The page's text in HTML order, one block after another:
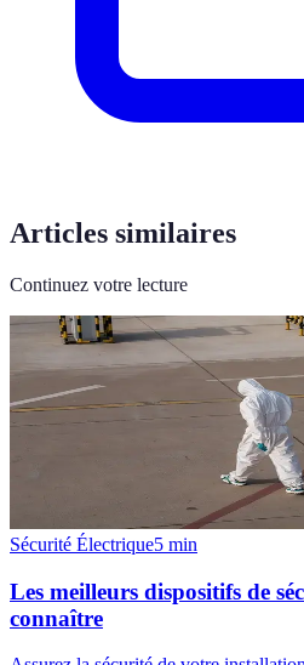
Articles similaires
Continuez votre lecture
Sécurité Électrique5 min
Les meilleurs dispositifs de
connaître